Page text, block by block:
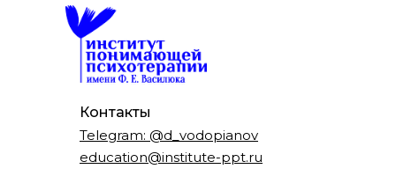
Контакты
education@institute-ppt.ru
Telegram: @d_vodopianov